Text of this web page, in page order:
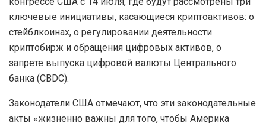
ключевые инициативы, касающиеся криптоактивов: о
стейблкоинах, о регулировании деятельности
криптобирж и обращения цифровых активов, о
запрете выпуска цифровой валюты Центрального
банка (CBDC).
Законодатели США отмечают, что эти законодательные
акты «жизненно важны для того, чтобы Америка